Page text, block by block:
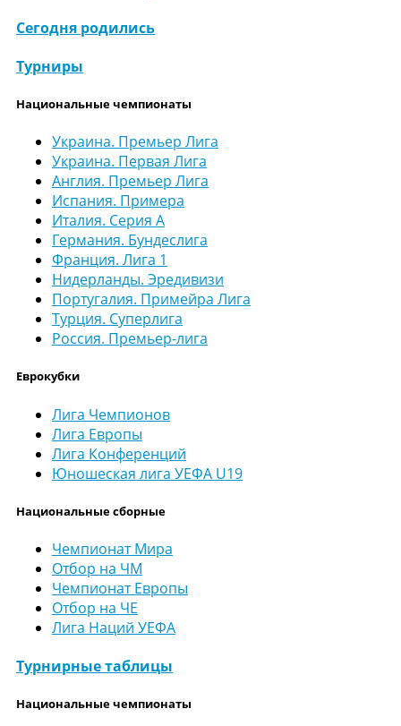
Сегодня родились
Турниры
Национальные чемпионаты
Украина. Премьер Лига
Украина. Первая Лига
Англия. Премьер Лига
Испания. Примера
Италия. Серия А
Германия. Бундеслига
Франция. Лига 1
Нидерланды. Эредивизи
Португалия. Примейра Лига
Турция. Суперлига
Россия. Премьер-лига
Еврокубки
Лига Чемпионов
Лига Европы
Лига Конференций
Юношеская лига УЕФА U19
Национальные сборные
Чемпионат Мира
Отбор на ЧМ
Чемпионат Европы
Отбор на ЧЕ
Лига Наций УЕФА
Турнирные таблицы
Национальные чемпионаты